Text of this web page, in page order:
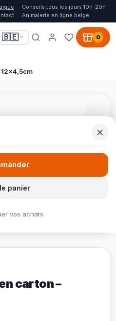
Conseils tous les jours 10h-20h
Animalerie en ligne belge
🇧🇪 0
carton –
panier
vos achats